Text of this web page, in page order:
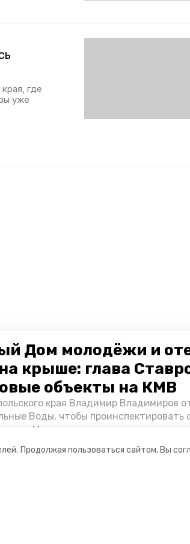
Продолжая пользоваться сайтом, Вы
Дом молодёжи и
крыше: глава
объекты на КМВ
края Владимир Владимиров
Воды, чтобы проинспектировать
и Минводах, а также выслушать
где
уже